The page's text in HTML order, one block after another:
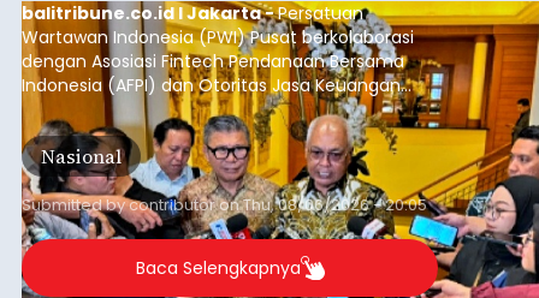
balitribune.co.id I Jakarta -Persatuan
Wartawan Indonesia (PWI) Pusat berkolaborasi
dengan Asosiasi Fintech Pendanaan Bersama
Indonesia (AFPI) dan Otoritas Jasa Keuangan
(OJK) menggelar Workshop bertajuk "Pintar
untuk Inklusi Keuangan: Jurnalisme untuk
Kepentingan Publik" di Aryaduta Hotel (Tugu
Tani) Jakarta, Kamis (6/8/2026).
Nasional
Submitted bycontributoronThu, 08/06/2026 - 20:05
Baca Selengkapnya